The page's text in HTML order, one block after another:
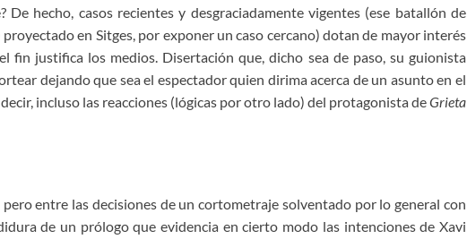
De hecho, casos recientes y desgraciadamente vigentes (ese batallón de
proyectado en Sitges, por exponer un caso cercano) dotan de mayor interés
fin justifica los medios. Disertación que, dicho sea de paso, su guionista
dejando que sea el espectador quien dirima acerca de un asunto en el
incluso las reacciones (lógicas por otro lado) del protagonista deGrieta
entre las decisiones de un cortometraje solventado por lo general con
de un prólogo que evidencia en cierto modo las intenciones de Xavi